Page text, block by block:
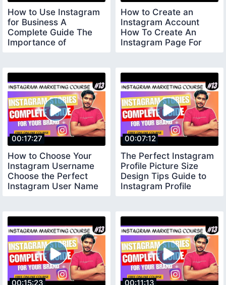
How to Use Instagram
for Business A
Complete Guide The
Importance of
How to Create an
Instagram Account
How To Create An
Instagram Page For
00:17:27
How to Choose Your
Instagram Username
Choose the Perfect
Instagram User Name
00:07:12
The Perfect Instagram
Profile Picture Size
Design Tips Guide to
Instagram Profile
00:15:23 00:11:13